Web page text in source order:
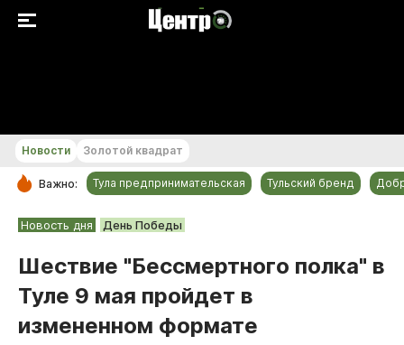
РУБРИКИ
Общество
Происшествия
Спорт
Новости Золотой квадрат
Важно: Тула предпринимательская Тульский бренд
Новость дня День Победы
Шествие "Бессмертного полка" в
Туле 9 мая пройдет в
измененном формате